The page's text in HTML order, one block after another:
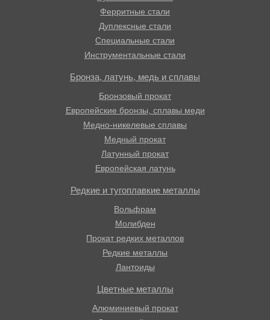
Ферритные стали
Дуплексные стали
Специальные стали
Инструментальные стали
Бронза, латунь, медь и сплавы
Бронзовый прокат
Европейские бронзы, сплавы меди
Медно-никелевые сплавы
Медный прокат
Латунный прокат
Европейская латунь
Редкие и тугоплавкие металлы
Вольфрам
Молибден
Прокат редких металлов
Редкие металлы
Лантоиды
Цветные металлы
Алюминиевый прокат